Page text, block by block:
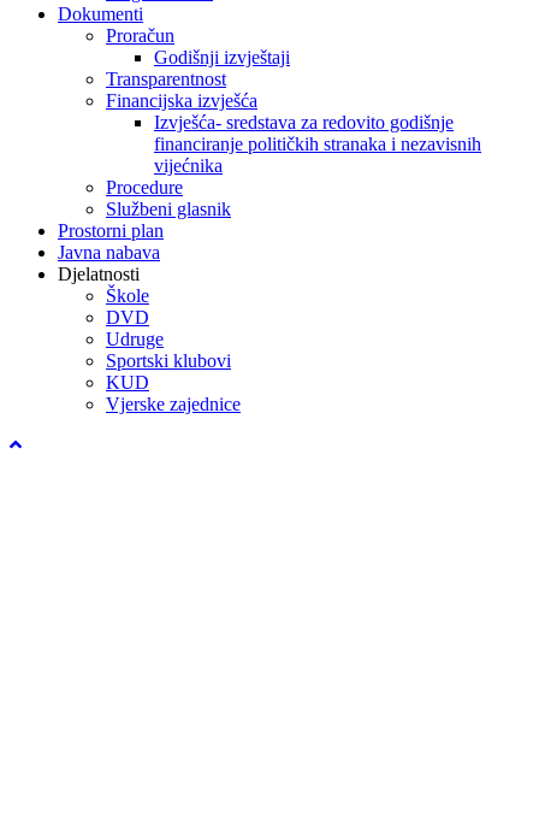
Dokumenti
Proračun
Godišnji izvještaji
Transparentnost
Financijska izvješća
Izvješća- sredstava za redovito godišnje
financiranje političkih stranaka i nezavisnih
vijećnika
Procedure
Službeni glasnik
Prostorni plan
Javna nabava
Djelatnosti
Škole
DVD
Udruge
Sportski klubovi
KUD
Vjerske zajednice